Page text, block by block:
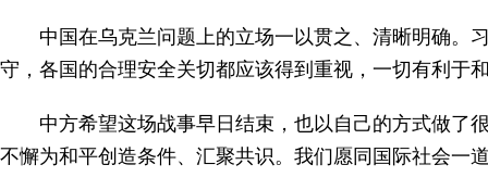
中国在乌克兰问题上的立场一以贯之、清晰明确。
守，各国的合理安全关切都应该得到重视，一切有利于
中方希望这场战事早日结束，也以自己的方式做了
不懈为和平创造条件、汇聚共识。我们愿同国际社会一